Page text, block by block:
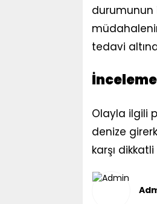
durumunun
tedavi altına
Olayla ilgili
denize
karşı